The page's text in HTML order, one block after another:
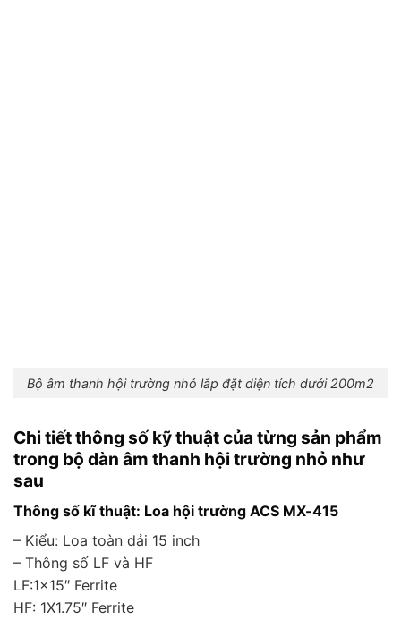
Bộ âm thanh hội trường nhỏ lắp đặt diện tích dưới 200m2
Chi tiết thông số kỹ thuật của từng sản phẩm
trong bộ dàn âm thanh hội trường nhỏ như
sau
Thông số kĩ thuật: Loa hội trường ACS MX-415
– Kiểu: Loa toàn dải 15 inch
– Thông số LF và HF
LF:1×15″ Ferrite
HF: 1X1.75″ Ferrite